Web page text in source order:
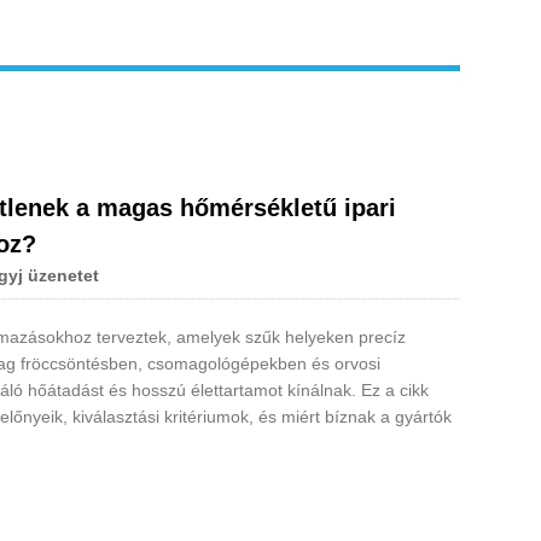
a magas hőmérsékletű ipari
üzenetet
terveztek, amelyek szűk helyeken precíz
fröccsöntésben, csomagológépekben és orvosi
hőátadást és hosszú élettartamot kínálnak. Ez a cikk
kiválasztási kritériumok, és miért bíznak a gyártók